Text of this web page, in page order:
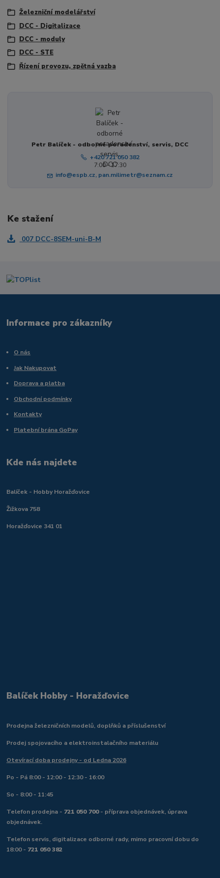
Železniční modelářství
DCC - Digitalizace
DCC - moduly
DCC - STE
Řízení provozu, zpětná vazba
Petr Balíček - odborné poradenství, servis, DCC
+420 721 050 382
7:00 - 17:30
info@espb.cz, pan.milimetr@seznam.cz
Ke stažení
007 DCC-8SEM-uni-B-M
Informace pro zákazníky
O nás
Jak Nakupovat
Doprava a platba
Obchodní podmínky
Kontakty
Platební brána GoPay
Kde nás najdete
Balíček - Hobby Horažďovice
Žižkova 758
Horažďovice 341 01
Balíček Hobby - Horažďovice
Prodejna železničních modelů, doplňků a příslušenství
Prodej spojovacího a elektroinstalačního materiálu
Otevírací doba prodejny - od Ledna 2026
Po - Pá 8:00 - 12:00 - 12:30 - 16:00
So - 8:00 - 11:45
Telefon prodejna - 721 050 700- příprava objednávek, úprava
objednávek.
Telefon servis, digitalizace odborné rady, mimo pracovní dobu do
18:00 - 721 050 382